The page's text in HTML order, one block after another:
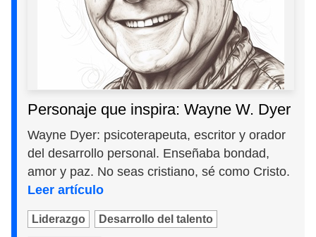
Personaje que inspira: Wayne W. Dyer
Wayne Dyer: psicoterapeuta, escritor y orador
del desarrollo personal. Enseñaba bondad,
amor y paz. No seas cristiano, sé como Cristo.
Leer artículo
Liderazgo Desarrollo del talento